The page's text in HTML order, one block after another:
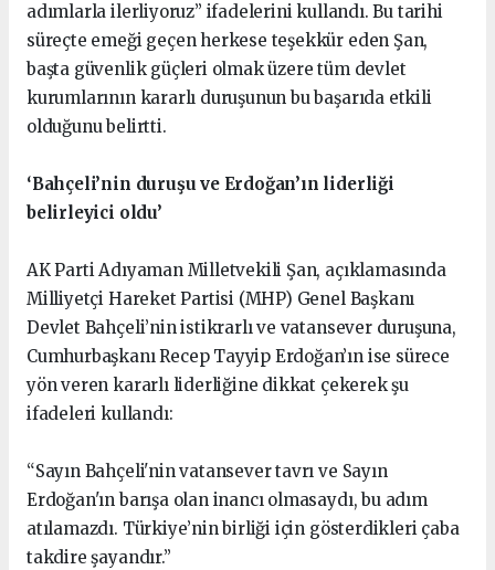
adımlarla ilerliyoruz” ifadelerini kullandı. Bu tarihi
süreçte emeği geçen herkese teşekkür eden Şan,
başta güvenlik güçleri olmak üzere tüm devlet
kurumlarının kararlı duruşunun bu başarıda etkili
olduğunu belirtti.
‘Bahçeli’nin duruşu ve Erdoğan’ın liderliği
belirleyici oldu’
AK Parti Adıyaman Milletvekili Şan, açıklamasında
Milliyetçi Hareket Partisi (MHP) Genel Başkanı
Devlet Bahçeli’nin istikrarlı ve vatansever duruşuna,
Cumhurbaşkanı Recep Tayyip Erdoğan’ın ise sürece
yön veren kararlı liderliğine dikkat çekerek şu
ifadeleri kullandı:
“Sayın Bahçeli'nin vatansever tavrı ve Sayın
Erdoğan'ın barışa olan inancı olmasaydı, bu adım
atılamazdı. Türkiye’nin birliği için gösterdikleri çaba
takdire şayandır.”